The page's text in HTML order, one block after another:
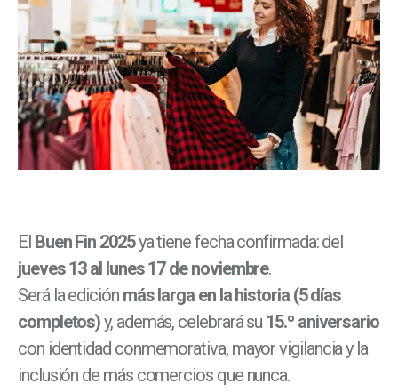
El Buen Fin 2025ya tiene fecha confirmada: del
jueves 13 al lunes 17 de noviembre.
Será la edición más larga en la historia (5 días
completos)y, además, celebrará su 15.º aniversario
con identidad conmemorativa, mayor vigilancia y la
inclusión de más comercios que nunca.